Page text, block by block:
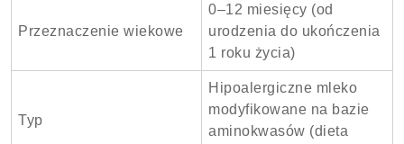
Przeznaczenie wiekowe
0–12 miesięcy (od
urodzenia do ukończenia
1 roku życia)
Typ
Hipoalergiczne mleko
modyfikowane na bazie
aminokwasów (dieta